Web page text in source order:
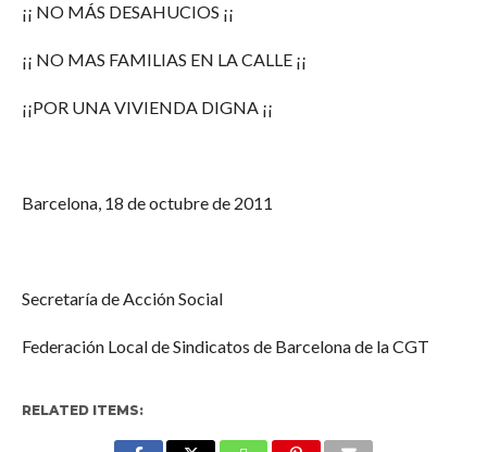
¡¡ NO MÁS DESAHUCIOS ¡¡
¡¡ NO MAS FAMILIAS EN LA CALLE ¡¡
¡¡POR UNA VIVIENDA DIGNA ¡¡
Barcelona, 18 de octubre de 2011
Secretaría de Acción Social
Federación Local de Sindicatos de Barcelona de la CGT
RELATED ITEMS: